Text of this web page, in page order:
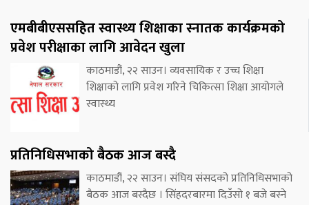
एमबीबीएससहित स्वास्थ्य शिक्षाका स्नातक कार्यक्रमको
प्रवेश परीक्षाका लागि आवेदन खुला
काठमाडौं, २२ साउन। व्यवसायिक र उच्च शिक्षा
शिक्षाको लागि प्रवेश गरिने चिकित्सा शिक्षा आयोगले
स्वास्थ्य
प्रतिनिधिसभाको बैठक आज बस्दै
काठमाडौं, २२ साउन। संघिय संसदको प्रतिनिधिसभाको
बैठक आज बस्दैछ । सिंहदरबारमा दिउँसो १ बजे बस्ने